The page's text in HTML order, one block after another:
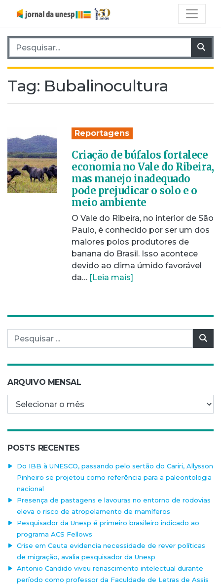
Pesquisar por:
Tag: Bubalinocultura
Reportagens
Criação de búfalos fortalece
economia no Vale do Ribeira,
mas manejo inadequado
pode prejudicar o solo e o
meio ambiente
O Vale do Ribeira, no interior de São
Paulo, é conhecido por ser um dos
maiores polos produtores de
banana do Brasil. Isso acontece
devido ao clima úmido favorável
da… [Leia mais]
Pesquisar por:
ARQUIVO MENSAL
Arquivo mensal
POSTS RECENTES
Do IBB à UNESCO, passando pelo sertão do Cariri, Allysson
Pinheiro se projetou como referência para a paleontologia
nacional
Presença de pastagens e lavouras no entorno de rodovias
eleva o risco de atropelamento de mamíferos
Pesquisador da Unesp é primeiro brasileiro indicado ao
programa ACS Fellows
Crise em Ceuta evidencia necessidade de rever políticas
de migração, avalia pesquisador da Unesp
Antonio Candido viveu renascimento intelectual durante
período como professor da Faculdade de Letras de Assis